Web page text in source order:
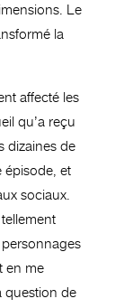
Le
la
affecté les
qu’a reçu
dizaines de
épisode, et
sociaux.
en me
question de